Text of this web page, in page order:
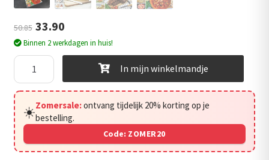
50.85 Oorspronkelijke
prijs
was:
€50.85.
33.90Huidige
prijs
€33.90.
Binnen 2 werkdagen in huis!
Aanbieding:
Simpele
Gerechten
deel
1,2
&
deel
In mijn winkelmandje
☀️Zomersale:ontvang tijdelijk 20% korting op je
bestelling.
Code: ZOMER20